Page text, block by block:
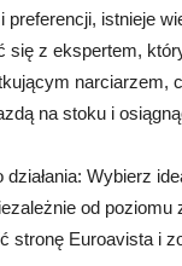
preferencji, istnieje
się z ekspertem,
narciarzem,
na stoku i
działania: Wybierz
od
stronę Euroavista i